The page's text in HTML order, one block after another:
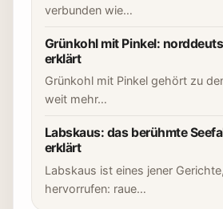
verbunden wie…
Grünkohl mit Pinkel:
erklärt
Grünkohl mit Pinkel gehört zu
weit mehr…
Labskaus: das berühmte
erklärt
Labskaus ist eines jener
hervorrufen: raue…